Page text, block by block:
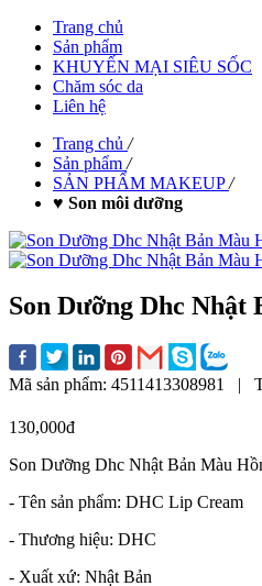
Trang chủ
Sản phẩm
KHUYẾN MẠI SIÊU SỐC
Chăm sóc da
Liên hệ
Trang chủ /
Sản phẩm /
SẢN PHẨM MAKEUP /
♥ Son môi dưỡng
Son Dưỡng Dhc Nhật
Mã sản phẩm: 4511413308981 |
130,000đ
Son Dưỡng Dhc Nhật Bản Màu
- Tên sản phẩm: DHC Lip Cream
- Thương hiệu: DHC
- Xuất xứ: Nhật Bản